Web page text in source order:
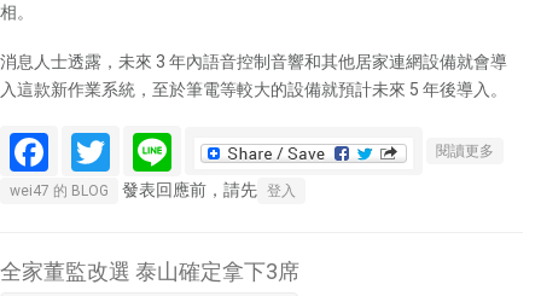
相。
消息人士透露，未來 3 年內語音控制音響和其他居家連網設備就會導
入這款新作業系統，至於筆電等較大的設備就預計未來 5 年後導入。
Facebook
Twitter
Line 閱讀更多
wei47 的 BLOG 發表回應前，請先 登入
全家董監改選 泰山確定拿下3席